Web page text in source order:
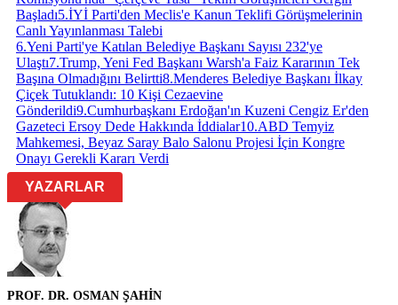
Başladı5.İYİ Parti'den Meclis'e Kanun Teklifi Görüşmelerinin
Canlı Yayınlanması Talebi
6.Yeni Parti'ye Katılan Belediye Başkanı Sayısı 232'ye
Ulaştı7.Trump, Yeni Fed Başkanı Warsh'a Faiz Kararının Tek
Başına Olmadığını Belirtti8.Menderes Belediye Başkanı İlkay
Çiçek Tutuklandı: 10 Kişi Cezaevine
Gönderildi9.Cumhurbaşkanı Erdoğan'ın Kuzeni Cengiz Er'den
Gazeteci Ersoy Dede Hakkında İddialar10.ABD Temyiz
Mahkemesi, Beyaz Saray Balo Salonu Projesi İçin Kongre
Onayı Gerekli Kararı Verdi
YAZARLAR
PROF. DR. OSMAN ŞAHİN